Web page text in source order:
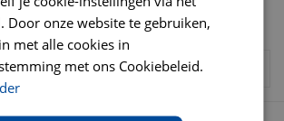
Door onze website te gebruiken,
met alle cookies in
met ons Cookiebeleid.